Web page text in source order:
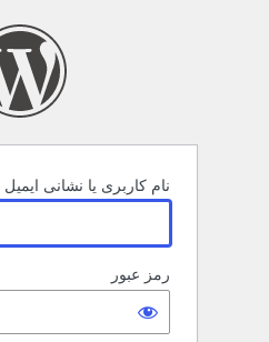
نام کاربری یا نشانی ایمیل
رمز عبور